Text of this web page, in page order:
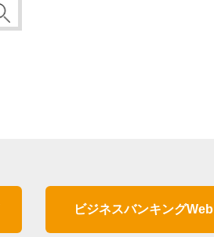
ビジネスバンキングWeb